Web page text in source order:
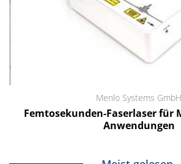
Menlo Systems GmbH
Femtosekunden-Faserlaser für
Anwendungen